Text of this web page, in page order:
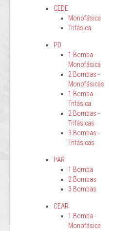
CEDE
Monofásica
Trifásica
PD
1 Bomba -
Monofásica
2 Bombas -
Monofásicas
1 Bomba -
Trifásica
2 Bombas -
Trifásicas
3 Bombas -
Trifásicas
PAR
1 Bomba
2 Bombas
3 Bombas
CEAR
1 Bomba -
Monofásica